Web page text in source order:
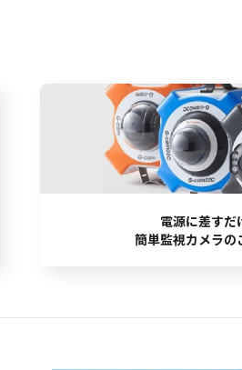
電源に差すだ
簡単監視カメラの